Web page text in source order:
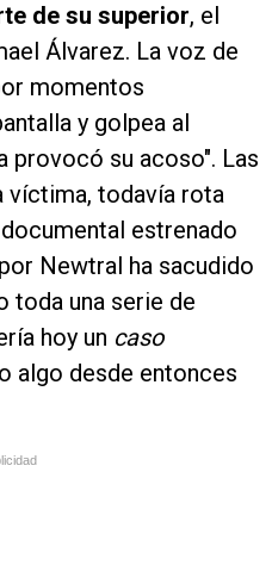
de su superior, el
Álvarez. La voz de
momentos
y golpea al
provocó su acoso". Las
víctima, todavía rota
estrenado
Newtral ha sacudido
toda una serie de
hoy un caso
algo desde entonces